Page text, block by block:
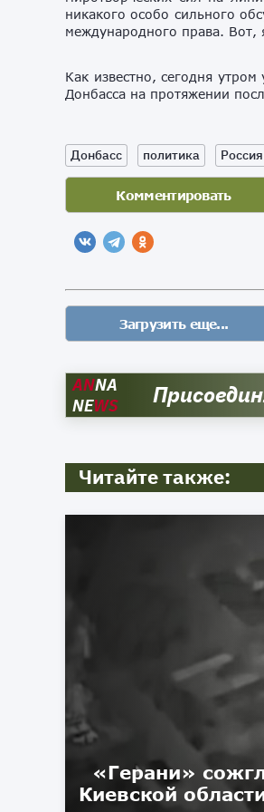
никакого особо сильного
международного права. Вот,
Как известно, сегодня
Донбасса на протяжении
Донбасс политика Россия
ANNA
NEWS
Читайте также:
«Герани»
Киевской